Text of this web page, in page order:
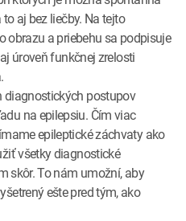
aj bez liečby. Na tejto
obrazu a priebehu sa podpisuje
úroveň funkčnej zrelosti
diagnostických postupov
na epilepsiu. Čím viac
epileptické záchvaty ako
všetky diagnostické
skôr. To nám umožní, aby
ešte pred tým, ako